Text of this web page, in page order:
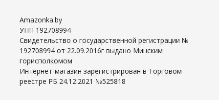
Amazonka.by
УНП 192708994
Свидетельство о государственной регистрации №
192708994 от 22.09.2016г выдано Минским
горисполкомом
Интернет-магазин зарегистрирован в Торговом
реестре РБ 24.12.2021 №525818